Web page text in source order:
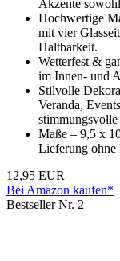
Akzente
Hochwertige
mit vier
Haltbarkeit.
Wetterfest &
im Innen- und
Stilvolle
Veranda,
Maße – 9,5 x
Lieferung ohne
12,95 EUR
Bei Amazon kaufen*
Bestseller Nr. 2